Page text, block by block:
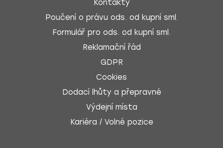
Kontakty
Poučení o právu ods. od kupní sml.
Formulář pro ods. od kupní sml.
Reklamační řád
GDPR
Cookies
Dodací lhůty a přepravné
Výdejní místa
Kariéra / Volné pozice